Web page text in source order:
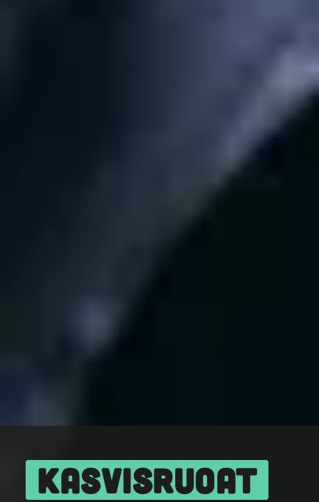
KASVISRUOAT